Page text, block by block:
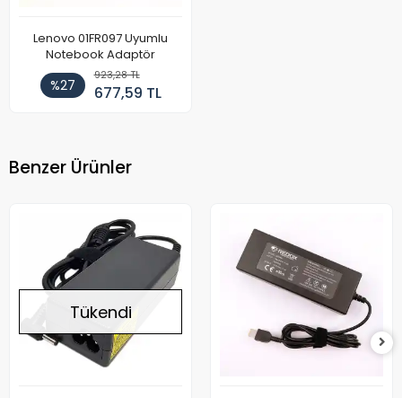
Lenovo 01FR097 Uyumlu
Notebook Adaptör
%27
923,28 TL
677,59 TL
Benzer Ürünler
Tükendi